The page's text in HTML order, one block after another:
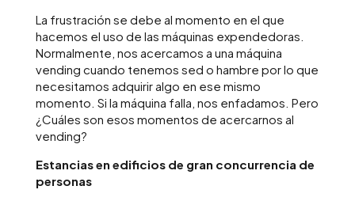
La frustración se debe al momento en el que
hacemos el uso de las máquinas expendedoras.
Normalmente, nos acercamos a una máquina
vending cuando tenemos sed o hambre por lo que
necesitamos adquirir algo en ese mismo
momento. Si la máquina falla, nos enfadamos. Pero
¿Cuáles son esos momentos de acercarnos al
vending?
Estancias en edificios de gran concurrencia de
personas